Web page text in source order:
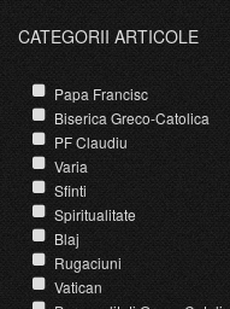
CATEGORII ARTICOLE
Papa Francisc
Biserica Greco-Catolica
PF Claudiu
Varia
Sfinti
Spiritualitate
Blaj
Rugaciuni
Vatican